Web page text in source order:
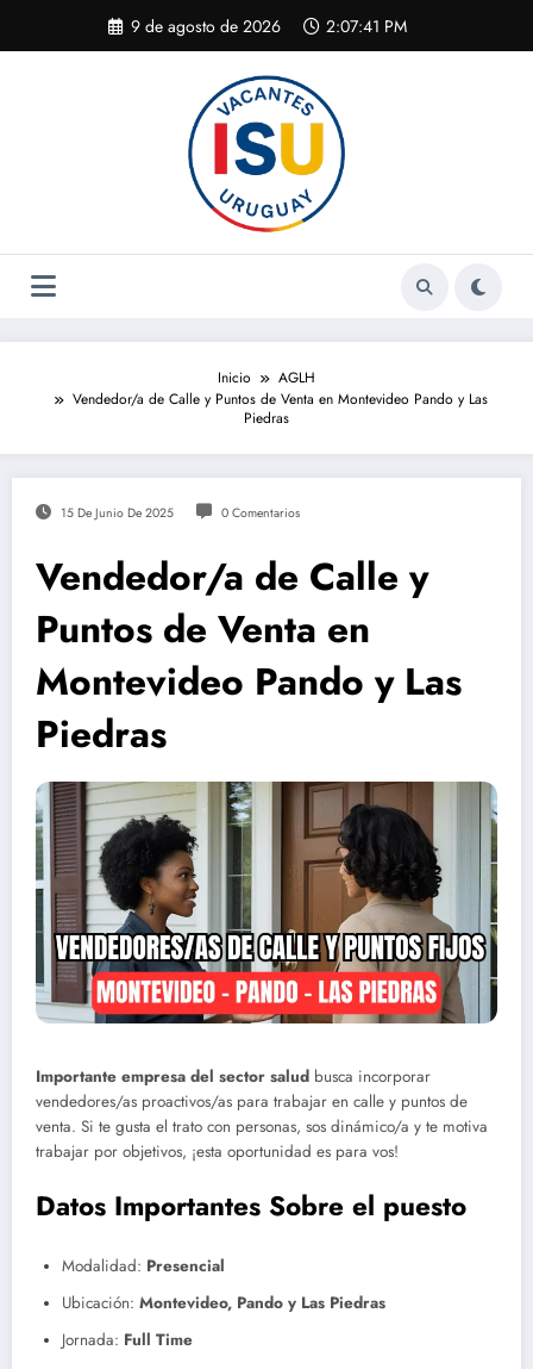
contenido
9 de agosto de 2026 2:07:41 PM
Inicio
AGLH
Vendedor/a de Calle y Puntos de Venta en Montevideo Pando y Las
Piedras
15 De Junio De 2025 0 Comentarios
Vendedor/a de Calle y
Puntos de Venta en
Montevideo Pando y Las
Piedras
Importante empresa del sector salud busca incorporar
vendedores/as proactivos/as para trabajar en calle y puntos de
venta. Si te gusta el trato con personas, sos dinámico/a y te motiva
trabajar por objetivos, ¡esta oportunidad es para vos!
Datos Importantes Sobre el puesto
Modalidad: Presencial
Ubicación: Montevideo, Pando y Las Piedras
Jornada: Full Time